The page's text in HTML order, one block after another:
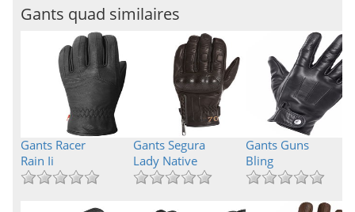
Gants quad similaires
Gants Racer
Rain Ii
Gants Segura
Lady Native
Gants Guns
Bling